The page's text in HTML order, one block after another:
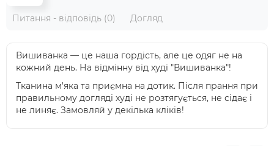
Питання - відповідь (0) Догляд
Вишиванка — це наша гордість, але це одяг не на
кожний день. На відмінну від худі "Вишиванка"!
Тканина м'яка та приємна на дотик. Після прання при
правильному догляді худі не розтягується, не сідає і
не линяє. Замовляй у декілька кліків!